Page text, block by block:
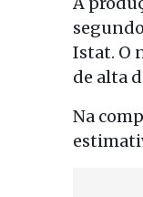
Istat. O
de alta
Na